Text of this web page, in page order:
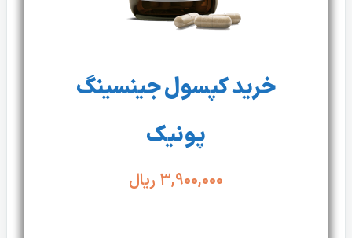
خرید کپسول جینسینگ
پونیک
۳,۹۰۰,۰۰۰ ریال